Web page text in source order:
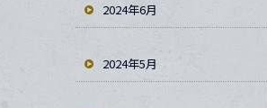
2024年6月
2024年5月